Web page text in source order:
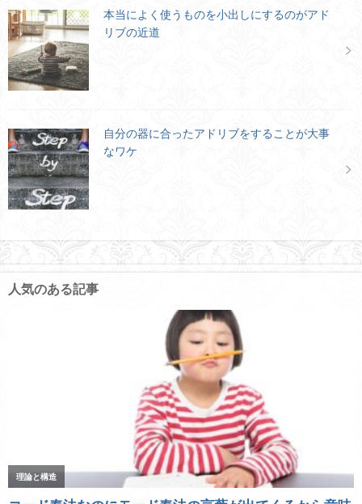
本当によく使うものを小出しにするのがアド
リブの近道
自分の器に合ったアドリブをすることが大事
なワケ
人気のある記事